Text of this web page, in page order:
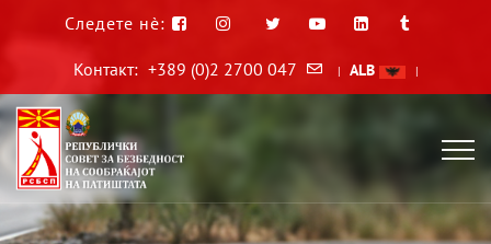
Следете нè:
Контакт: +389 (0)2 2700 047 | ALB |